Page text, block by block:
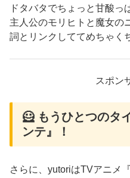
ドタバタでちょっと甘酸っ
主人公のモリヒトと魔女の
詞とリンクしててめちゃく
スポン
🦸 もうひとつのタ
ンテ』！
さらに、yutoriはTVアニメ『